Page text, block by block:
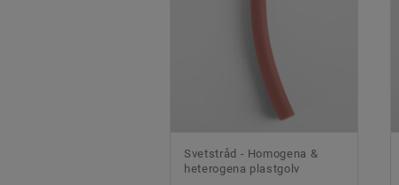
Svetstråd - Homogena &
heterogena plastgolv